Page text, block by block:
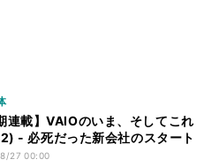
連載】VAIOのいま、そしてこれ
- 必死だった新会社のスタート
27 00:00